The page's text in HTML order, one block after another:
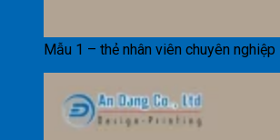
Mẫu 1 – thẻ nhân viên chuyên nghiệp